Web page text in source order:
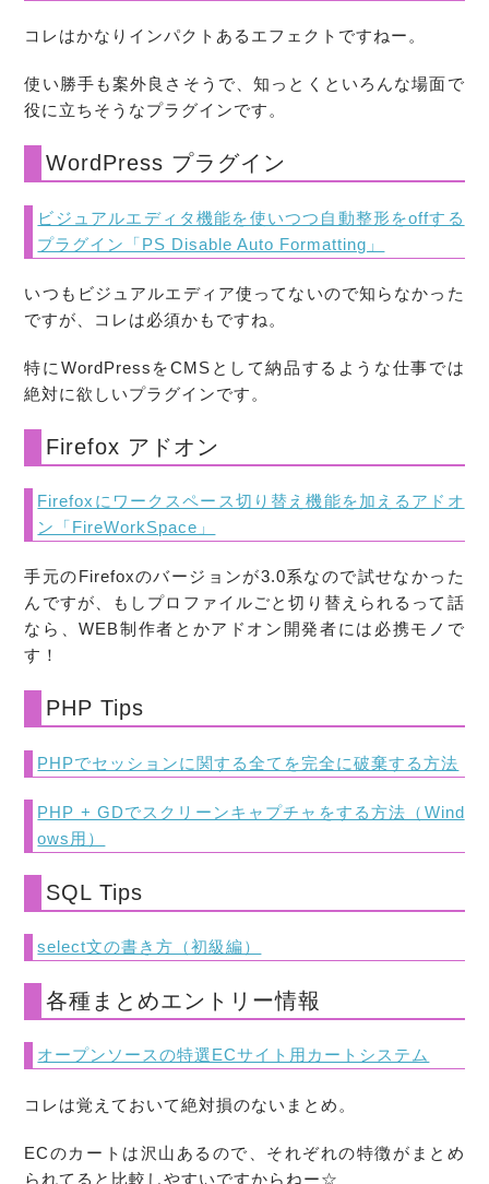
コレはかなりインパクトあるエフェクトですねー。
使い勝手も案外良さそうで、知っとくといろんな場面で
役に立ちそうなプラグインです。
WordPress プラグイン
ビジュアルエディタ機能を使いつつ自動整形をoffする
プラグイン「PS Disable Auto Formatting」
いつもビジュアルエディア使ってないので知らなかった
ですが、コレは必須かもですね。
特にWordPressをCMSとして納品するような仕事では
絶対に欲しいプラグインです。
Firefox アドオン
Firefoxにワークスペース切り替え機能を加えるアドオ
ン「FireWorkSpace」
手元のFirefoxのバージョンが3.0系なので試せなかった
んですが、もしプロファイルごと切り替えられるって話
なら、WEB制作者とかアドオン開発者には必携モノで
す！
PHP Tips
PHPでセッションに関する全てを完全に破棄する方法
PHP + GDでスクリーンキャプチャをする方法（Wind
ows用）
SQL Tips
select文の書き方（初級編）
各種まとめエントリー情報
オープンソースの特選ECサイト用カートシステム
コレは覚えておいて絶対損のないまとめ。
ECのカートは沢山あるので、それぞれの特徴がまとめ
られてると比較しやすいですからねー☆